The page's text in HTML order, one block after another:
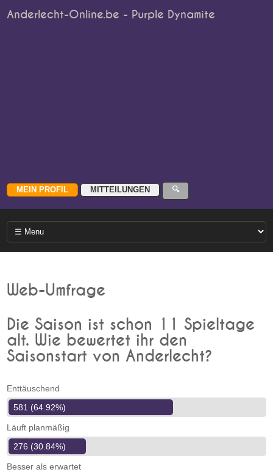
Anderlecht-Online.be - Purple Dynamite
Web-Umfrage
Die Saison ist schon 11 Spieltage
alt. Wie bewertet ihr den
Saisonstart von Anderlecht?
Enttäuschend
581 (64.92%)
Läuft planmäßig
276 (30.84%)
Besser als erwartet